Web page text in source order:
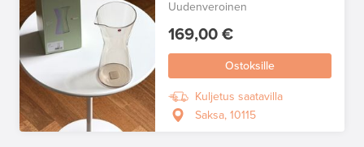
Uudenveroinen
169,00 €
Ostoksille
Kuljetus saatavilla
Saksa, 10115